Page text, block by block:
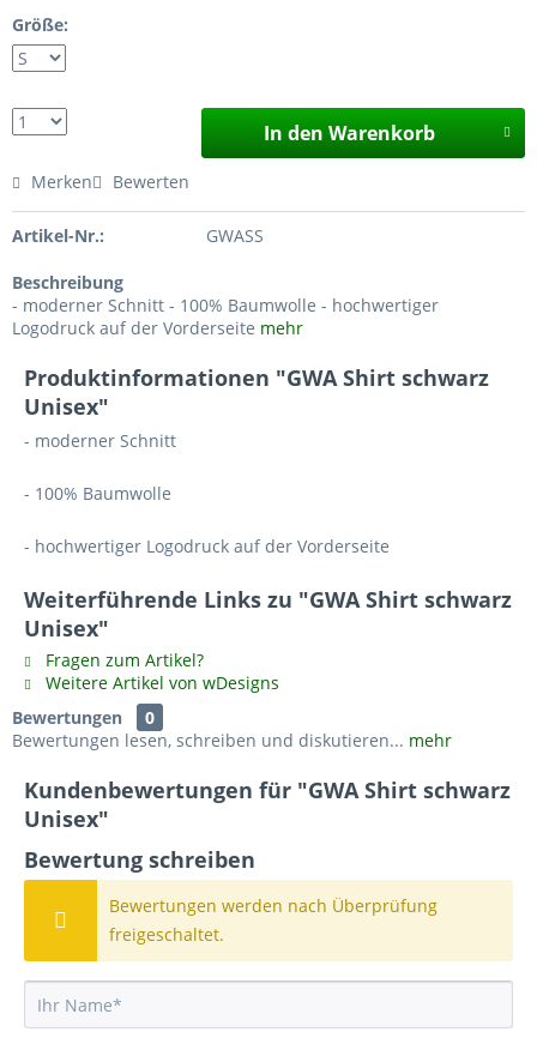
Größe:
In den Warenkorb
Merken Bewerten
Artikel-Nr.: GWASS
Beschreibung
- moderner Schnitt - 100% Baumwolle - hochwertiger
Logodruck auf der Vorderseite mehr
Produktinformationen "GWA Shirt schwarz
Unisex"
- moderner Schnitt
- 100% Baumwolle
- hochwertiger Logodruck auf der Vorderseite
Weiterführende Links zu "GWA Shirt schwarz
Unisex"
Fragen zum Artikel?
Weitere Artikel von wDesigns
Bewertungen
0
Bewertungen lesen, schreiben und diskutieren... mehr
Kundenbewertungen für "GWA Shirt schwarz
Unisex"
Bewertung schreiben
Bewertungen werden nach Überprüfung
freigeschaltet.